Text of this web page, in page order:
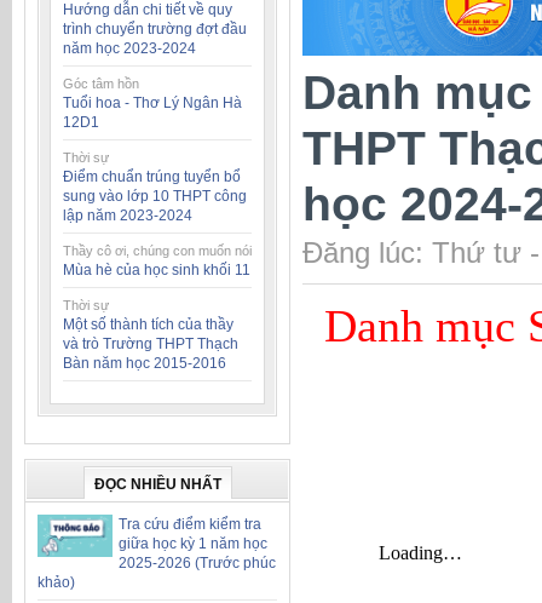
Hướng dẫn chi tiết về quy
trình chuyển trường đợt đầu
năm học 2023-2024
Góc tâm hồn
Tuổi hoa - Thơ Lý Ngân Hà
12D1
Thời sự
Điểm chuẩn trúng tuyển bổ
sung vào lớp 10 THPT công
lập năm 2023-2024
Thầy cô ơi, chúng con muốn nói
Mùa hè của học sinh khối 11
Thời sự
Một số thành tích của thầy
và trò Trường THPT Thạch
Bàn năm học 2015-2016
ĐỌC NHIỀU NHẤT
Tra cứu điểm kiểm tra
giữa học kỳ 1 năm học
2025-2026 (Trước phúc
khảo)
Danh
THPT
học 2024-
Đăng lúc: Thứ tư
Danh mục